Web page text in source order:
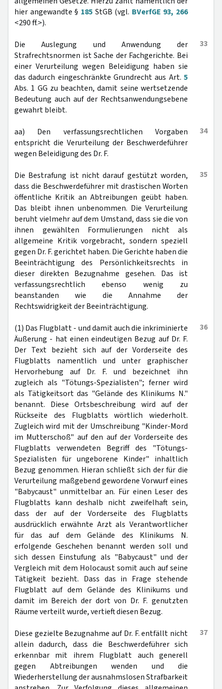
hier angewandte § 185StGB (vgl. BVerfGE 93, 266
<290 ff.>).
33
Die Auslegung und Anwendung der
Strafrechtsnormen ist Sache der Fachgerichte. Bei
einer Verurteilung wegen Beleidigung haben sie
das dadurch eingeschränkte Grundrecht aus Art. 5
Abs. 1 GG zu beachten, damit seine wertsetzende
Bedeutung auch auf der Rechtsanwendungsebene
gewahrt bleibt.
34
aa) Den verfassungsrechtlichen Vorgaben
entspricht die Verurteilung der Beschwerdeführer
wegen Beleidigung des Dr. F.
35
Die Bestrafung ist nicht darauf gestützt worden,
dass die Beschwerdeführer mit drastischen Worten
öffentliche Kritik an Abtreibungen geübt haben.
Das bleibt ihnen unbenommen. Die Verurteilung
beruht vielmehr auf dem Umstand, dass sie die von
ihnen gewählten Formulierungen nicht als
allgemeine Kritik vorgebracht, sondern speziell
gegen Dr. F. gerichtet haben. Die Gerichte haben die
Beeinträchtigung des Persönlichkeitsrechts in
dieser direkten Bezugnahme gesehen. Das ist
verfassungsrechtlich ebenso wenig zu
beanstanden wie die Annahme der
Rechtswidrigkeit der Beeinträchtigung.
36
(1) Das Flugblatt - und damit auch die inkriminierte
Äußerung - hat einen eindeutigen Bezug auf Dr. F.
Der Text bezieht sich auf der Vorderseite des
Flugblatts namentlich und unter graphischer
Hervorhebung auf Dr. F. und bezeichnet ihn
zugleich als "Tötungs-Spezialisten"; ferner wird
als Tätigkeitsort das "Gelände des Klinikums N."
benannt. Diese Ortsbeschreibung wird auf der
Rückseite des Flugblatts wörtlich wiederholt.
Zugleich wird mit der Umschreibung "Kinder-Mord
im Mutterschoß" auf den auf der Vorderseite des
Flugblatts verwendeten Begriff des "Tötungs-
Spezialisten für ungeborene Kinder" inhaltlich
Bezug genommen. Hieran schließt sich der für die
Verurteilung maßgebend gewordene Vorwurf eines
"Babycaust" unmittelbar an. Für einen Leser des
Flugblatts kann deshalb nicht zweifelhaft sein,
dass der auf der Vorderseite des Flugblatts
ausdrücklich erwähnte Arzt als Verantwortlicher
für das auf dem Gelände des Klinikums N.
erfolgende Geschehen benannt werden soll und
sich dessen Einstufung als "Babycaust" und der
Vergleich mit dem Holocaust somit auch auf seine
Tätigkeit bezieht. Dass das in Frage stehende
Flugblatt auf dem Gelände des Klinikums und
damit im Bereich der dort von Dr. F. genutzten
Räume verteilt wurde, vertieft diesen Bezug.
37
Diese gezielte Bezugnahme auf Dr. F. entfällt nicht
allein dadurch, dass die Beschwerdeführer sich
erkennbar mit ihrem Flugblatt auch generell
gegen Abtreibungen wenden und die
Wiederherstellung der ausnahmslosen Strafbarkeit